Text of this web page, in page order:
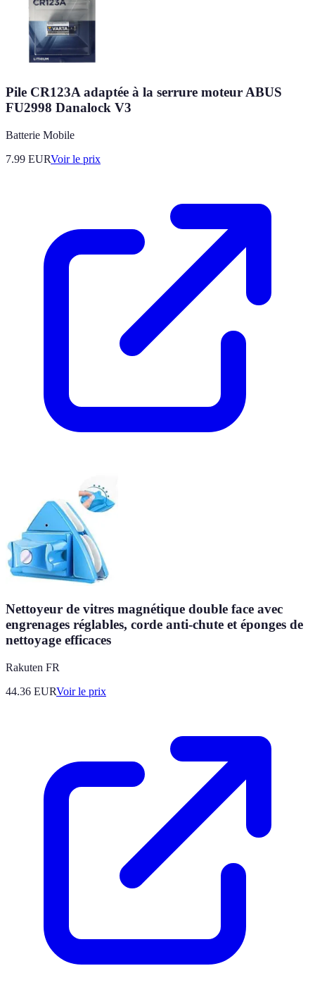
Pile CR123A adaptée à la serrure moteur ABUS
FU2998 Danalock V3
Batterie Mobile
7.99 EURVoir le prix
Nettoyeur de vitres magnétique double face avec
engrenages réglables, corde anti-chute et éponges de
nettoyage efficaces
Rakuten FR
44.36 EURVoir le prix